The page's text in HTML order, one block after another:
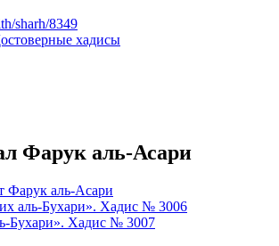
sharh/8349
хадисы
Фарук аль-Асари
Фарук аль-Асари
аль-Бухари». Хадис № 3006
Бухари». Хадис № 3007